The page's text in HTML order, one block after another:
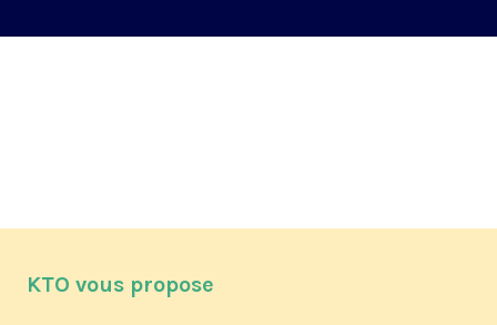
KTO vous propose